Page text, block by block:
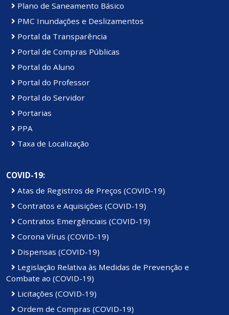
Plano de Saneamento Básico
PMC Inundações e Deslizamentos
Portal da Transparência
Portal de Compras Públicas
Portal do Aluno
Portal do Professor
Portal do Servidor
Portarias
PPA
Taxa de Localização
COVID-19:
Atas de Registros de Preços (COVID-19)
Contratos e Aquisições (COVID-19)
Contratos Emergênciais (COVID-19)
Corona Vírus (COVID-19)
Dispensas (COVID-19)
Legislação Relativa às Medidas de Prevenção e
Combate ao (COVID-19)
Licitações (COVID-19)
Ordem de Compras (COVID-19)